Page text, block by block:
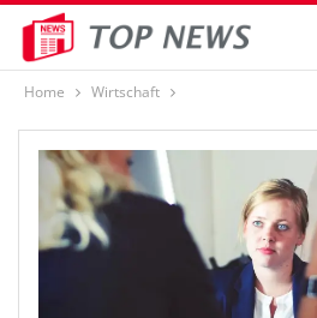
Home Wirtschaft